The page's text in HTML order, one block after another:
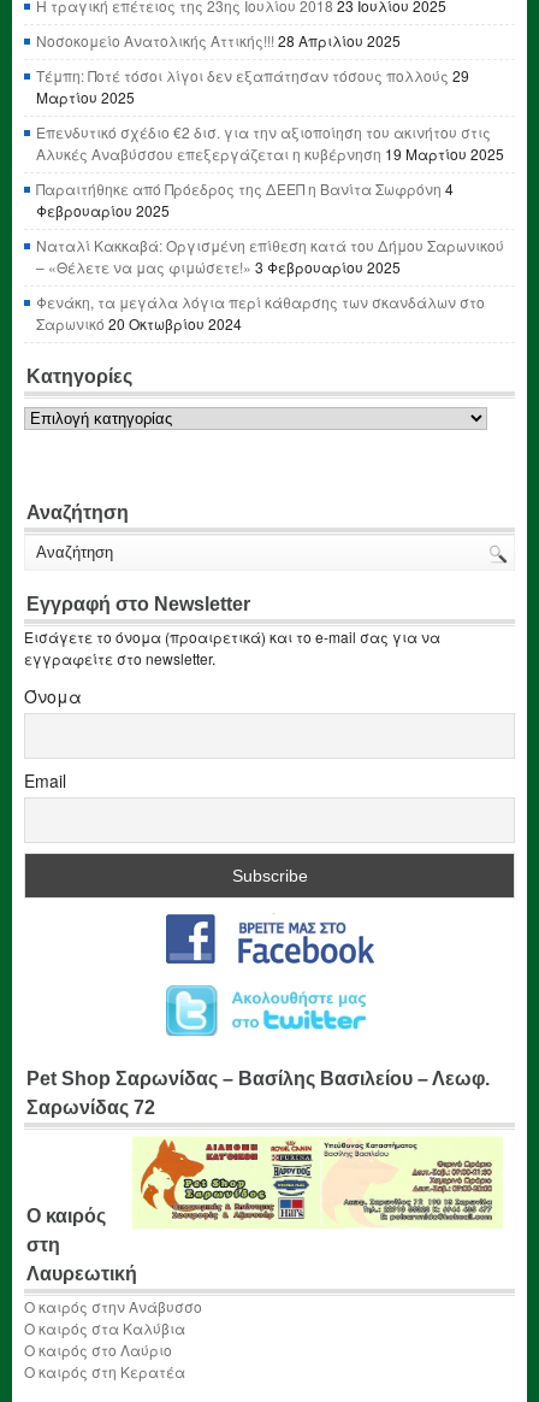
Η τραγική επέτειος της 23ης Ιουλίου 2018 23 Ιουλίου 2025
Νοσοκομείο Ανατολικής Αττικής!!! 28 Απριλίου 2025
Τέμπη: Ποτέ τόσοι λίγοι δεν εξαπάτησαν τόσους πολλούς 29
Μαρτίου 2025
Επενδυτικό σχέδιο €2 δισ. για την αξιοποίηση του ακινήτου στις
Αλυκές Αναβύσσου επεξεργάζεται η κυβέρνηση 19 Μαρτίου 2025
Παραιτήθηκε από Πρόεδρος της ΔΕΕΠ η Βανίτα Σωφρόνη 4
Φεβρουαρίου 2025
Ναταλί Κακκαβά: Οργισμένη επίθεση κατά του Δήμου Σαρωνικού
– «Θέλετε να μας φιμώσετε!» 3 Φεβρουαρίου 2025
Φενάκη, τα μεγάλα λόγια περί κάθαρσης των σκανδάλων στο
Σαρωνικό 20 Οκτωβρίου 2024
Κατηγορίες
Κατηγορίες
Αναζήτηση
Εγγραφή στο Newsletter
Εισάγετε το όνομα (προαιρετικά) και το e-mail σας για να
εγγραφείτε στο newsletter.
Όνομα
Email
Pet Shop Σαρωνίδας – Βασίλης Βασιλείου – Λεωφ.
Σαρωνίδας 72
Ο καιρός
στη
Λαυρεωτική
Ο καιρός στην Ανάβυσσο
Ο καιρός στα Καλύβια
Ο καιρός στο Λαύριο
Ο καιρός στη Κερατέα